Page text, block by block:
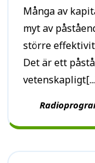
Många av kapitalets propagandister försöker slå
myt av
större
Det är ett